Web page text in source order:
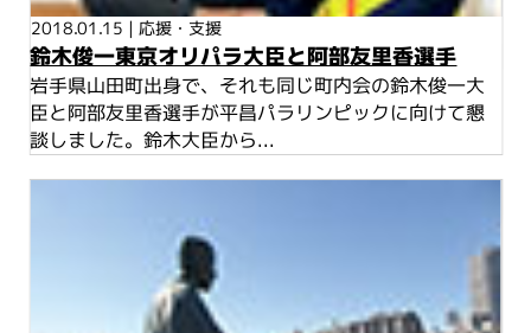
2018.01.15 | 応援・支援
鈴木俊一東京オリパラ大臣と阿部友里香選手
岩手県山田町出身で、それも同じ町内会の鈴木俊一大
臣と阿部友里香選手が平昌パラリンピックに向けて懇
談しました。鈴木大臣から...